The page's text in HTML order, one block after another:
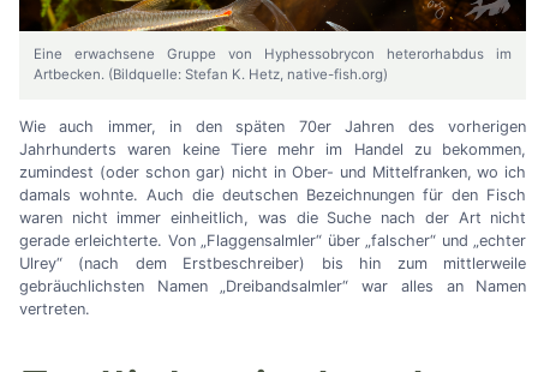
Eine erwachsene Gruppe von Hyphessobrycon heterorhabdus im
Artbecken. (Bildquelle: Stefan K. Hetz, native-fish.org)
Wie auch immer, in den späten 70er Jahren des vorherigen
Jahrhunderts waren keine Tiere mehr im Handel zu bekommen,
zumindest (oder schon gar) nicht in Ober- und Mittelfranken, wo ich
damals wohnte. Auch die deutschen Bezeichnungen für den Fisch
waren nicht immer einheitlich, was die Suche nach der Art nicht
gerade erleichterte. Von „Flaggensalmler“ über „falscher“ und „echter
Ulrey“ (nach dem Erstbeschreiber) bis hin zum mittlerweile
gebräuchlichsten Namen „Dreibandsalmler“ war alles an Namen
vertreten.